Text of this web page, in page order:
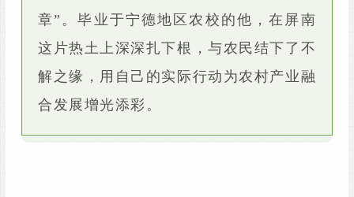
章”。毕业于宁德地区农校的他，在屏南
这片热土上深深扎下根，与农民结下了不
解之缘，用自己的实际行动为农村产业融
合发展增光添彩。